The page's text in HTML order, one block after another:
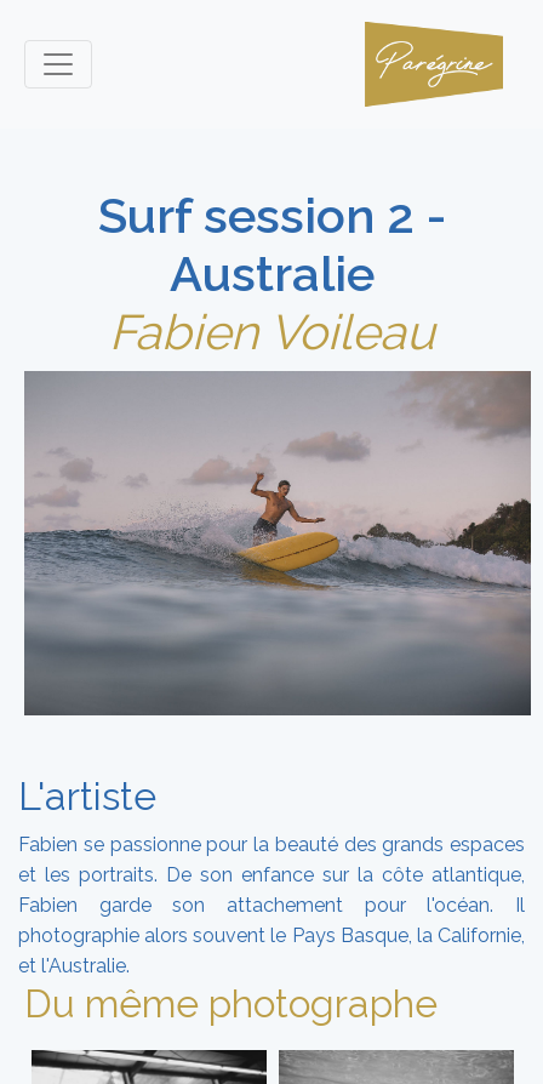
Surf session 2 -
Australie
Fabien Voileau
L'artiste
Fabien se passionne pour la beauté des grands espaces
et les portraits. De son enfance sur la côte atlantique,
Fabien garde son attachement pour l'océan. Il
photographie alors souvent le Pays Basque, la Californie,
et l'Australie.
Du même photographe